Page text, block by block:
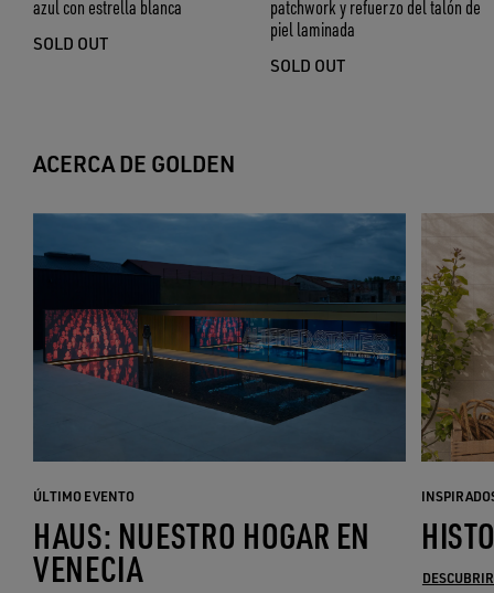
azul con estrella blanca
SOLD OUT
patchwork y refuerzo del talón de
piel laminada
SOLD OUT
ACERCA DE GOLDEN
ÚLTIMO EVENTO
HAUS: NUESTRO HOGAR EN
VENECIA